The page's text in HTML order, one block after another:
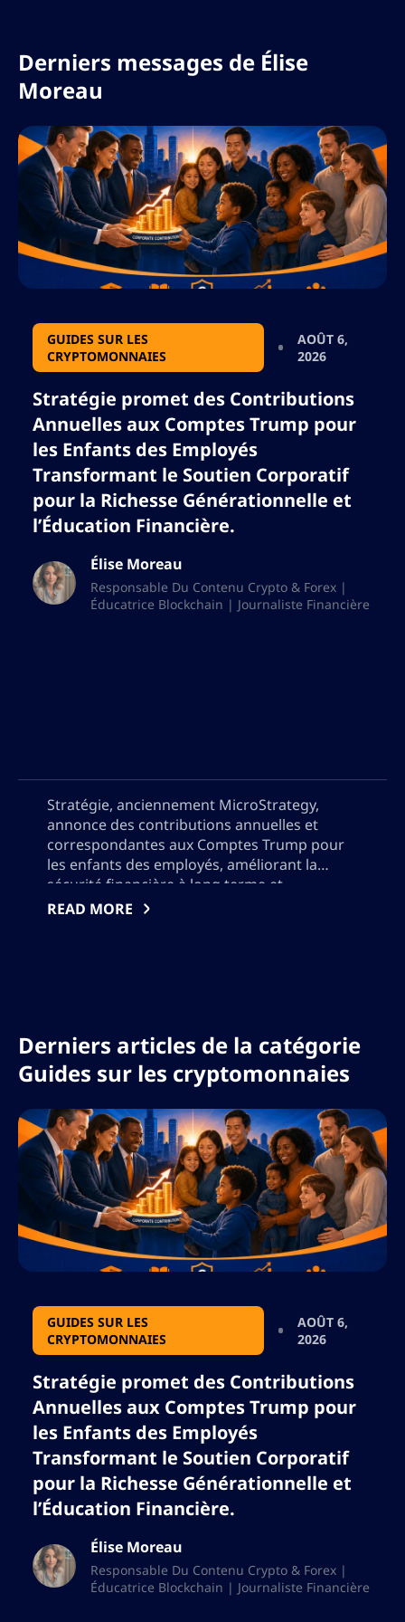
Derniers messages de Élise
Moreau
GUIDES SUR LES
CRYPTOMONNAIES
AOÛT 6,
2026
Stratégie promet des Contributions
Annuelles aux Comptes Trump pour
les Enfants des Employés
Transformant le Soutien Corporatif
pour la Richesse Générationnelle et
l’Éducation Financière.
Élise Moreau
Responsable Du Contenu Crypto & Forex |
Éducatrice Blockchain | Journaliste Financière
Stratégie, anciennement MicroStrategy,
annonce des contributions annuelles et
correspondantes aux Comptes Trump pour
les enfants des employés, améliorant la
sécurité financière à long terme et
promouvant l’éducation aux investissements
programme attend l’approbation
réglementaire finale.
READ MORE
Derniers articles de la catégorie
Guides sur les cryptomonnaies
GUIDES SUR LES
CRYPTOMONNAIES
AOÛT 6,
2026
Stratégie promet des Contributions
Annuelles aux Comptes Trump pour
les Enfants des Employés
Transformant le Soutien Corporatif
pour la Richesse Générationnelle et
l’Éducation Financière.
Élise Moreau
Responsable Du Contenu Crypto & Forex |
Éducatrice Blockchain | Journaliste Financière